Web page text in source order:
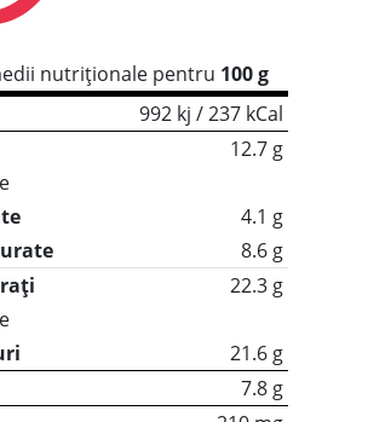
nutriționale pentru 100 g
992 kj / 237 kCal
12.7 g
4.1 g
8.6 g
22.3 g
21.6 g
7.8 g